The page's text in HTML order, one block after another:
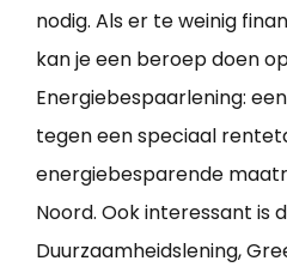
nodig. Als er te weinig
kan je een beroep doen
Energiebespaarlening:
tegen een speciaal
energiebesparende
Noord. Ook interessant is
Duurzaamheidslening,